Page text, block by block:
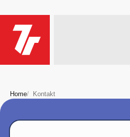
Home Kontakt